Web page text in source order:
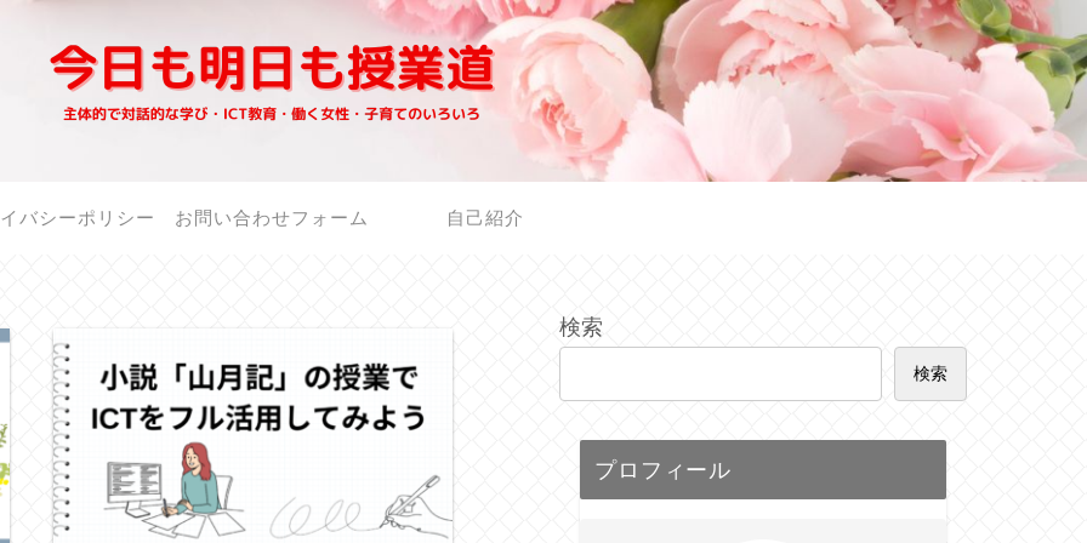
バシーポリシー お問い合わせフォーム 自己紹介
検索
検索
プロフィール